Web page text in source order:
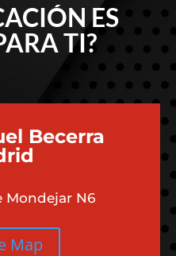
ES
TI?
Becerra
Mondejar N6
Map